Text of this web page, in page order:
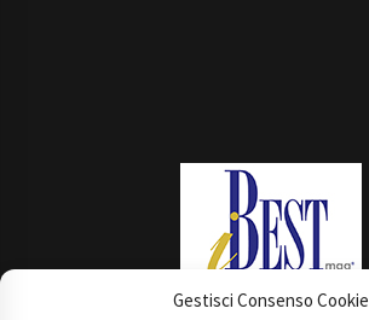
Gestisci Consenso Cookie